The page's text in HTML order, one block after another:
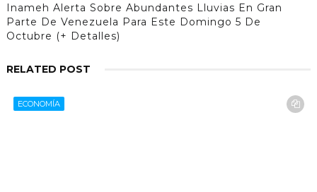
Inameh Alerta Sobre Abundantes Lluvias En Gran
Parte De Venezuela Para Este Domingo 5 De
Octubre (+ Detalles)
RELATED POST
ECONOMÍA